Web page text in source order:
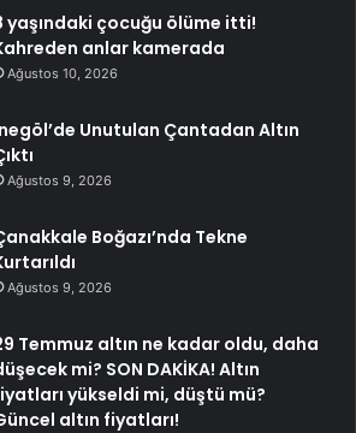
yaşındaki çocuğu ölüme itti!
anlar kamerada
Ağustos 10, 2026
Unutulan Çantadan Altın
Ağustos 9, 2026
Boğazı’nda Tekne
Ağustos 9, 2026
Temmuz altın ne kadar oldu, daha
mi? SON DAKİKA! Altın
yükseldi mi, düştü mü?
altın fiyatları!